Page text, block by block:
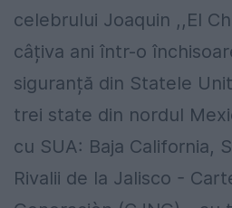
celebrului Joaquin ,,El
câțiva ani într-o
siguranță din Statele
trei state din nordul
cu SUA: Baja California,
Rivalii de la Jalisco -